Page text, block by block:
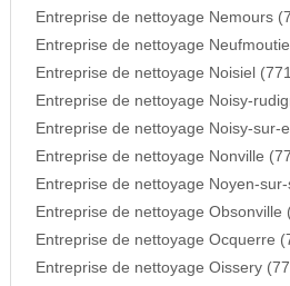
Entreprise de nettoyage Nemours
Entreprise de nettoyage
Entreprise de nettoyage Noisiel
Entreprise de nettoyage Noisy-
Entreprise de nettoyage Noisy-sur-
Entreprise de nettoyage Nonville
Entreprise de nettoyage Noyen-
Entreprise de nettoyage Obsonville
Entreprise de nettoyage Ocquerre
Entreprise de nettoyage Oissery